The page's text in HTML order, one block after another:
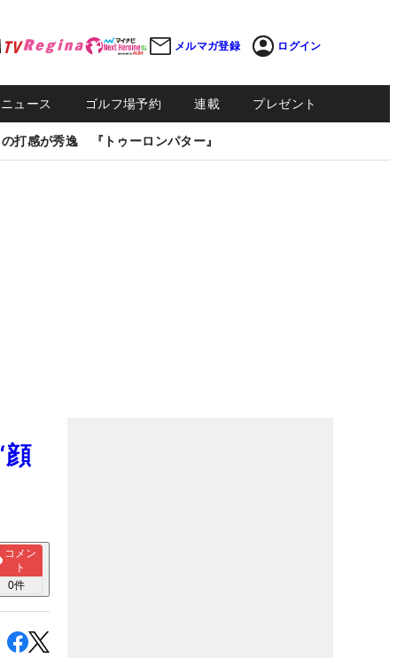
メルマガ登録 ログイン
ュース ゴルフ場予約 連載 プレゼント
打感が秀逸 『トゥーロンパター』
コメン
ト
0件